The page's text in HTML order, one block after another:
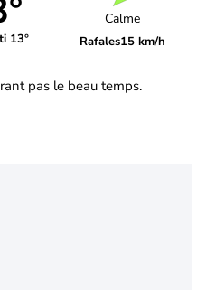
13°
Calme
Rafales15 km/h
pas le beau temps.